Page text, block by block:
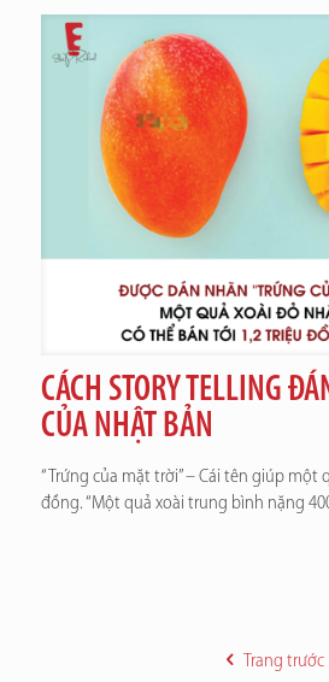
CÁCH STORY TELLING
CỦA NHẬT BẢN
“Trứng của mặt trời” – Cái tên giúp một
đồng. “Một quả xoài trung bình nặng
Trang trước